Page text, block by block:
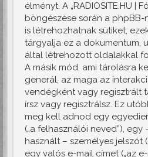
élményt. A „RADIOSITE.HU |
böngészése során a phpBB-
is létrehozhatnak sütiket,
tárgyalja ez a dokumentum,
által létrehozott oldalakkal
A másik mód, ami tárolásra
generál, az maga az
vendégként vagy regisztrált
írsz vagy regisztrálsz. Ez
meg kell adnod egy
(„a felhasználói neved”),
használt – személyes jelszót
egy valós e-mail címet („az